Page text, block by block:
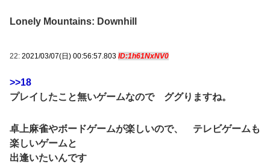
Lonely Mountains: Downhill
22: 2021/03/07(日) 00:56:57.803 ID:1h61NxNV0
>>18
プレイしたこと無いゲームなので ググりますね。
卓上麻雀やボードゲームが楽しいので、 テレビゲームも
楽しいゲームと
出逢いたいんです